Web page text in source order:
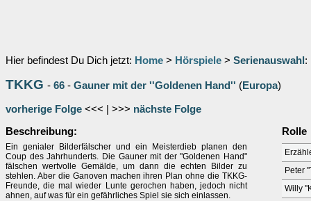
Hier befindest Du Dich jetzt: Home > Hörspiele > Serienauswahl :
TKKG - 66 - Gauner mit der ''Goldenen Hand'' (Europa)
vorherige Folge <<< | >>> nächste Folge
Beschreibung:
Ein genialer Bilderfälscher und ein Meisterdieb planen den
Coup des Jahrhunderts. Die Gauner mit der "Goldenen Hand"
fälschen wertvolle Gemälde, um dann die echten Bilder zu
stehlen. Aber die Ganoven machen ihren Plan ohne die TKKG-
Freunde, die mal wieder Lunte gerochen haben, jedoch nicht
ahnen, auf was für ein gefährliches Spiel sie sich einlassen.
Rolle
Peter
Willy